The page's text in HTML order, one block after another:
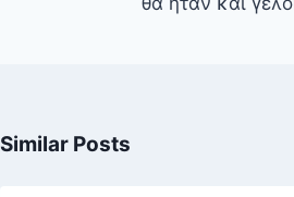
Similar Posts